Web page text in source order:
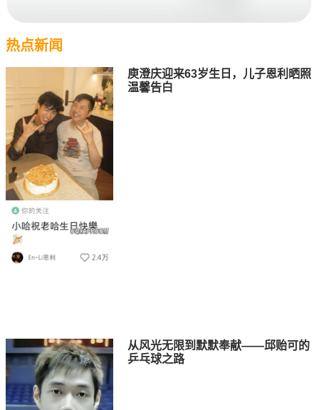
热点新闻
庾澄庆迎来63岁生日，儿子恩利晒照
温馨告白
从风光无限到默默奉献——邱贻可的
乒乓球之路